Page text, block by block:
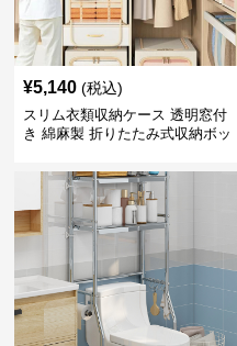
¥5,140 (税込)
スリム衣類収納ケース 透明窓付
き 綿麻製 折りたたみ式収納ボッ